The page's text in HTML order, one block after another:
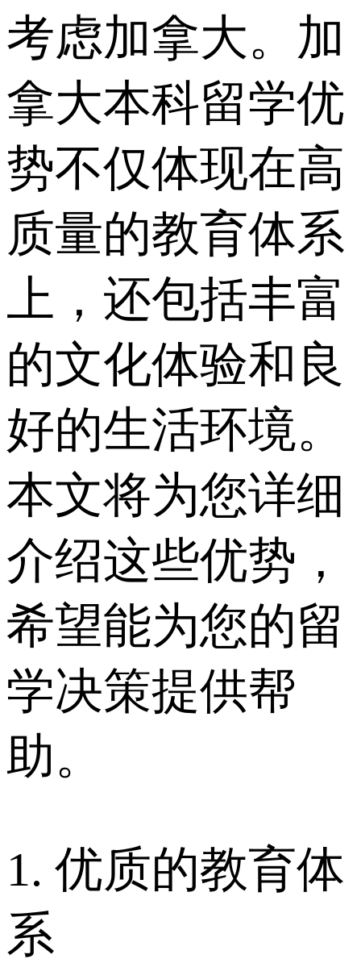
考虑加拿大。加
拿大本科留学优
势不仅体现在高
质量的教育体系
上，还包括丰富
的文化体验和良
好的生活环境。
本文将为您详细
介绍这些优势，
希望能为您的留
学决策提供帮
助。
1. 优质的教育体
系